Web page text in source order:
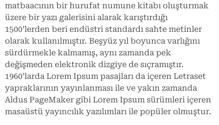
matbaacının bir hurufat numune kitabı oluşturmak
üzere bir yazı galerisini alarak karıştırdığı
1500’lerden beri endüstri standardı sahte metinler
olarak kullanılmıştır. Beşyüz yıl boyunca varlığını
sürdürmekle kalmamış, aynı zamanda pek
değişmeden elektronik dizgiye de sıçramıştır.
1960’larda Lorem Ipsum pasajları da içeren Letraset
yapraklarının yayınlanması ile ve yakın zamanda
Aldus PageMaker gibi Lorem Ipsum sürümleri içeren
masaüstü yayıncılık yazılımları ile popüler olmuştur.